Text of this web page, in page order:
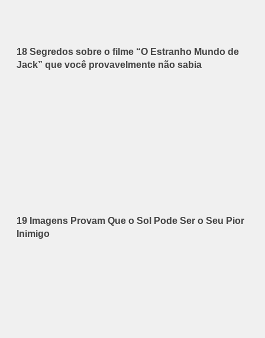
18 Segredos sobre o filme “O Estranho Mundo de
Jack” que você provavelmente não sabia
19 Imagens Provam Que o Sol Pode Ser o Seu Pior
Inimigo